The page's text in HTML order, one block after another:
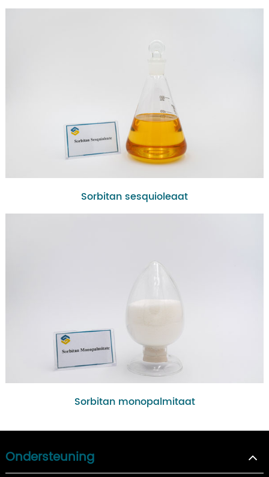
Sorbitan sesquioleaat
Sorbitan monopalmitaat
Ondersteuning